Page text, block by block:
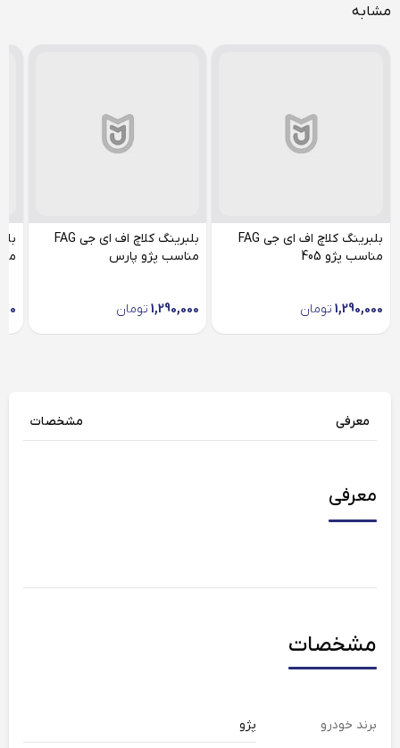
مشابه
بلبرینگ کلاچ اف ای جی FAG
مناسب پژو 405
1,290,000 تومان
بلبرینگ کلاچ اف ای جی FAG
مناسب پژو پارس
1,290,000 تومان
معرفی مشخصات
معرفی
مشخصات
برند خودرو
پژو